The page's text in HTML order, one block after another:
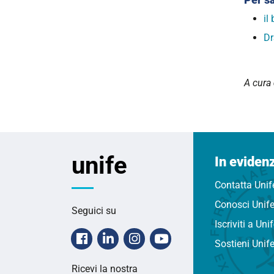
il
A cura
unife
Seguici su
Facebook
LinkedinInstagramYoutube
Ricevi la nostra
In
Contatta
Conosci Unife
Iscriviti a
Sostieni Unife